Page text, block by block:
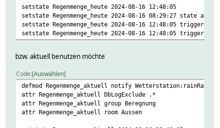
sprinkleDelay();;\
} elsif ($command eq "reset") {\
sprinkleReset();;\
}\
# aktive Beregnungszone geändert\
}\
} else {\
# unbekannte Aktion\
}\
}
setstate Regenmenge_heute 2024-08-16 12:48:05
setstate Regenmenge_heute 2024-08-16 08:29:27 state
setstate Regenmenge_heute 2024-08-16 12:48:05
setstate Regenmenge_heute 2024-08-16 12:48:05
bzw. aktuell benutzen möchte
Code Auswählen
defmod Regenmenge_aktuell notify
attr Regenmenge_aktuell DbLogExclude .*
attr Regenmenge_aktuell group Beregnung
attr Regenmenge_aktuell room Aussen